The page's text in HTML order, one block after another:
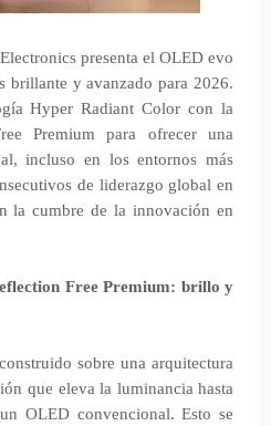
presenta el OLED evo
brillante y avanzado para 2026.
Hyper Radiant Color con la
Premium para ofrecer una
incluso en los entornos más
de liderazgo global en
la cumbre de la innovación en
Free Premium: brillo y
sobre una arquitectura
que eleva la luminancia hasta
OLED convencional. Esto se